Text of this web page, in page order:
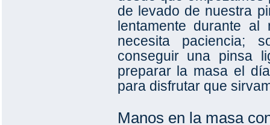
de levado de nuestra
lentamente durante
necesita paciencia;
conseguir una pinsa
preparar la masa el
para disfrutar que
Manos en la masa